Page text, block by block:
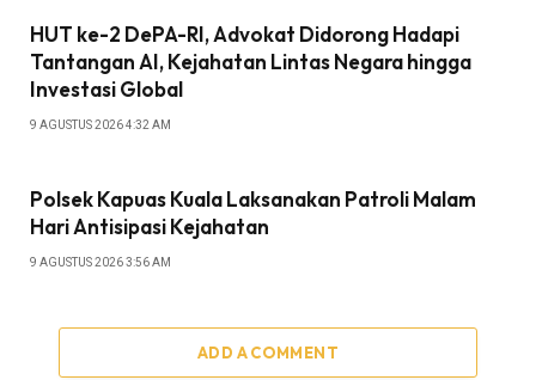
HUT ke-2 DePA-RI, Advokat Didorong Hadapi
Tantangan AI, Kejahatan Lintas Negara hingga
Investasi Global
9 AGUSTUS 2026 4:32 AM
Polsek Kapuas Kuala Laksanakan Patroli Malam
Hari Antisipasi Kejahatan
9 AGUSTUS 2026 3:56 AM
ADD A COMMENT